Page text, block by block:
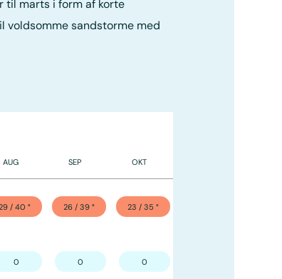
til marts i form af korte
voldsomme sandstorme med
AUG SEP OKT
/ 40 ° 26 / 39 ° 23 / 35 °
0 0 0